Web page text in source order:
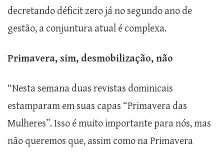
decretando déficit zero já no segundo ano de
gestão, a conjuntura atual é complexa.
Primavera, sim, desmobilização, não
“Nesta semana duas revistas dominicais
estamparam em suas capas “Primavera das
Mulheres”. Isso é muito importante para nós, mas
não queremos que, assim como na Primavera